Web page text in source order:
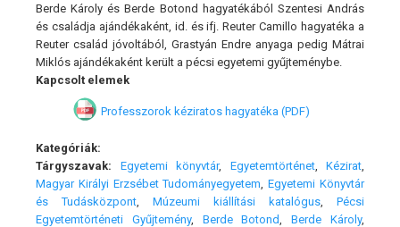
Berde Károly és Berde Botond hagyatékából Szentesi András
és családja ajándékaként, id. és ifj. Reuter Camillo hagyatéka a
Reuter család jóvoltából, Grastyán Endre anyaga pedig Mátrai
Miklós ajándékaként került a pécsi egyetemi gyűjteménybe.
Kapcsolt elemek
Professzorok kéziratos hagyatéka (PDF)
Kategóriák:
Tárgyszavak:
Egyetemi könyvtár, Egyetemtörténet, Kézirat
Magyar Királyi Erzsébet Tudományegyetem ,Egyetemi Könyvtár
és Tudásközpont
Múzeumi kiállítási katalógus
Pécsi
Egyetemtörténeti Gyűjtemény, Berde Botond ,Berde Károly,